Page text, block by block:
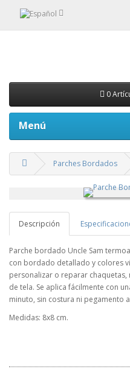
0
Menú
Parches Bordados
Descripción
Parche bordado Uncle Sam
con bordado detallado y colores
personalizar o reparar
de tela. Se aplica fácilmente con
minuto, sin costura ni pegamento
Medidas: 8x8 cm.